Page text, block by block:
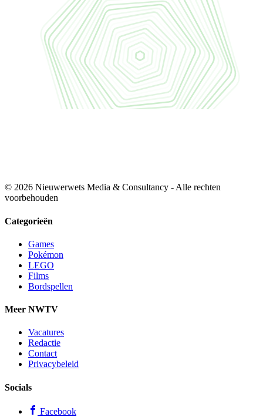
© 2026 Nieuwerwets Media & Consultancy - Alle rechten
voorbehouden
Categorieën
Games
Pokémon
LEGO
Films
Bordspellen
Meer NWTV
Vacatures
Redactie
Contact
Privacybeleid
Socials
Facebook